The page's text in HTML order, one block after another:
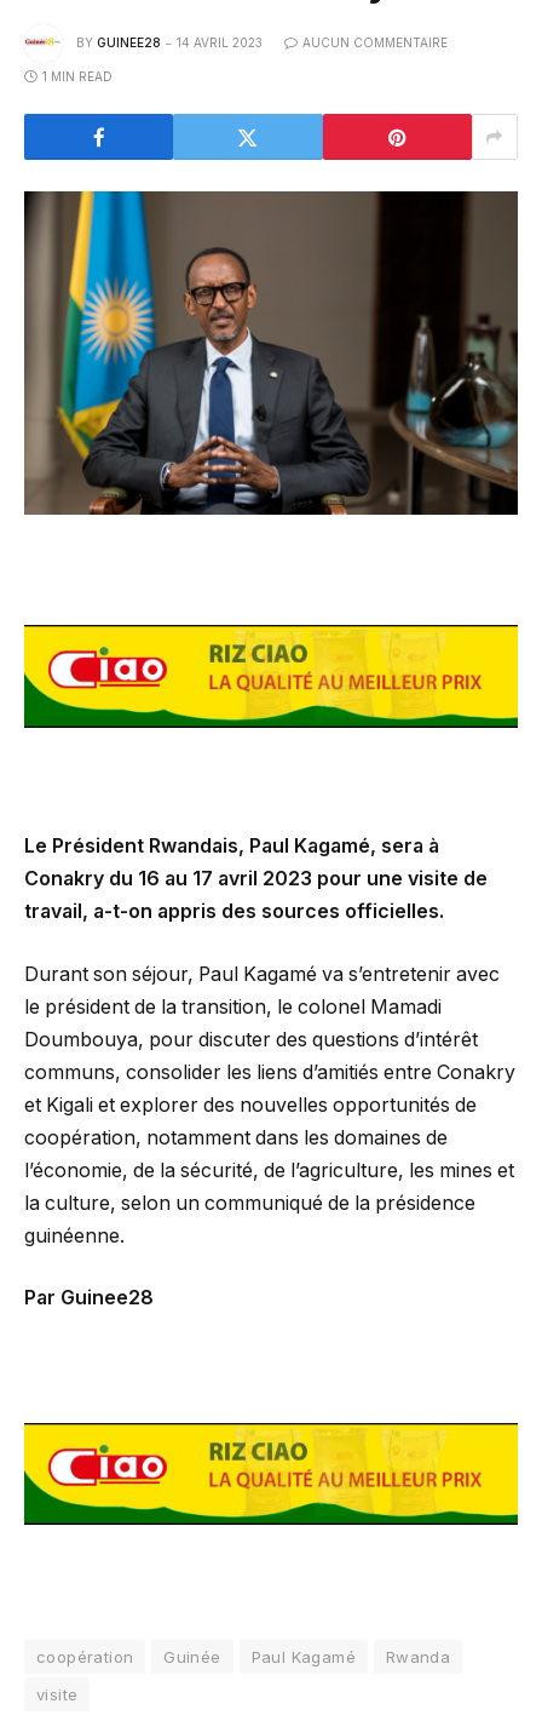
BY GUINEE28 14 AVRIL 2023 AUCUN COMMENTAIRE
1 MIN READ
Le Président Rwandais, Paul Kagamé, sera à
Conakry du 16 au 17 avril 2023 pour une visite de
travail, a-t-on appris des sources officielles.
Durant son séjour, Paul Kagamé va s’entretenir avec
le président de la transition, le colonel Mamadi
Doumbouya, pour discuter des questions d’intérêt
communs, consolider les liens d’amitiés entre Conakry
et Kigali et explorer des nouvelles opportunités de
coopération, notamment dans les domaines de
l’économie, de la sécurité, de l’agriculture, les mines et
la culture, selon un communiqué de la présidence
guinéenne.
Par Guinee28
coopération Guinée Paul Kagamé
Rwanda
visite